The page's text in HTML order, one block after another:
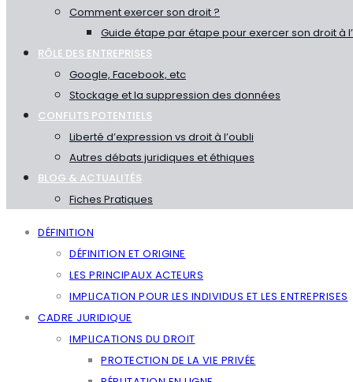
Comment exercer son droit ?
Guide étape par étape pour exercer son droit à
RÔLE DES ENTREPRISES
Google, Facebook, etc
Stockage et la suppression des données
CONFLITS POTENTIELS
Liberté d’expression vs droit à l’oubli
Autres débats juridiques et éthiques
BLOG & ACTUALITÉS
Fiches Pratiques
DÉFINITION
DÉFINITION ET ORIGINE
LES PRINCIPAUX ACTEURS
IMPLICATION POUR LES INDIVIDUS ET LES ENTREPRISES
CADRE JURIDIQUE
IMPLICATIONS DU DROIT
PROTECTION DE LA VIE PRIVÉE